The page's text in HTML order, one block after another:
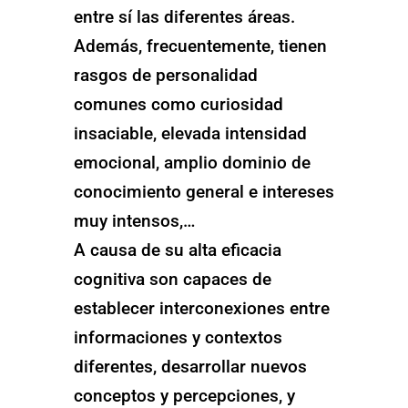
entre sí las diferentes áreas.
Además, frecuentemente, tienen
rasgos de personalidad
comunes como curiosidad
insaciable, elevada intensidad
emocional, amplio dominio de
conocimiento general e intereses
muy intensos,…
A causa de su alta eficacia
cognitiva son capaces de
establecer interconexiones entre
informaciones y contextos
diferentes, desarrollar nuevos
conceptos y percepciones, y